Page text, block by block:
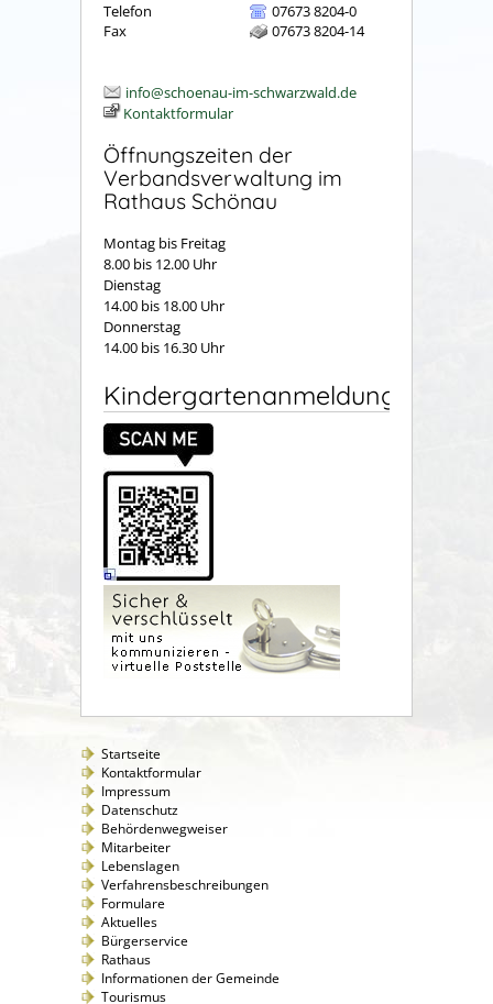
Telefon
07673 8204-0
Fax
07673 8204-14
info@schoenau-im-schwarzwald.de
Kontaktformular
Öffnungszeiten der
Verbandsverwaltung im
Rathaus Schönau
Montag bis Freitag
8.00 bis 12.00 Uhr
Dienstag
14.00 bis 18.00 Uhr
Donnerstag
14.00 bis 16.30 Uhr
Kindergartenanmeldung
Startseite
Kontaktformular
Impressum
Datenschutz
Behördenwegweiser
Mitarbeiter
Lebenslagen
Verfahrensbeschreibungen
Formulare
Aktuelles
Bürgerservice
Rathaus
Informationen der Gemeinde
Tourismus